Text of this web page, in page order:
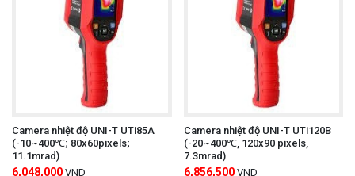
Camera nhiệt độ UNI-T UTi85A
(-10~400℃; 80x60pixels;
11.1mrad)
6,048,000 VND
Camera nhiệt độ UNI-T UTi120B
(-20~400℃, 120x90 pixels,
7.3mrad)
6,856,500 VND